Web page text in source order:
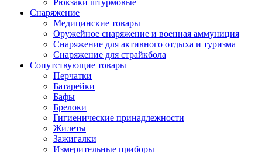
Рюкзаки штурмовые
Снаряжение
Медицинские товары
Оружейное снаряжение и военная аммуниция
Снаряжение для активного отдыха и туризма
Снаряжение для страйкбола
Сопутствующие товары
Перчатки
Батарейки
Бафы
Брелоки
Гигиенические принадлежности
Жилеты
Зажигалки
Измерительные приборы